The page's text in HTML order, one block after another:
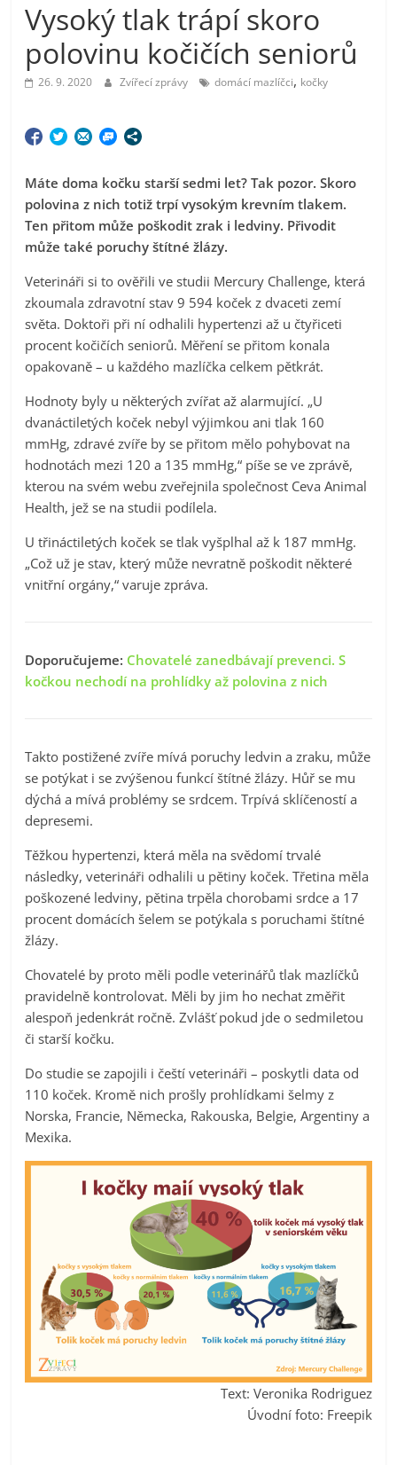
Vysoký tlak trápí skoro
polovinu kočičích seniorů
26. 9. 2020 Zvířecí zprávy domácí mazlíčci, kočky
Máte doma kočku starší sedmi let? Tak pozor. Skoro
polovina z nich totiž trpí vysokým krevním tlakem.
Ten přitom může poškodit zrak i ledviny. Přivodit
může také poruchy štítné žlázy.
Veterináři si to ověřili ve studii Mercury Challenge, která
zkoumala zdravotní stav 9 594 koček z dvaceti zemí
světa. Doktoři při ní odhalili hypertenzi až u čtyřiceti
procent kočičích seniorů. Měření se přitom konala
opakovaně – u každého mazlíčka celkem pětkrát.
Hodnoty byly u některých zvířat až alarmující. „U
dvanáctiletých koček nebyl výjimkou ani tlak 160
mmHg, zdravé zvíře by se přitom mělo pohybovat na
hodnotách mezi 120 a 135 mmHg,“ píše se ve zprávě,
kterou na svém webu zveřejnila společnost Ceva Animal
Health, jež se na studii podílela.
U třináctiletých koček se tlak vyšplhal až k 187 mmHg.
„Což už je stav, který může nevratně poškodit některé
vnitřní orgány,“ varuje zpráva.
Doporučujeme: Chovatelé zanedbávají prevenci. S
kočkou nechodí na prohlídky až polovina z nich
Takto postižené zvíře mívá poruchy ledvin a zraku, může
se potýkat i se zvýšenou funkcí štítné žlázy. Hůř se mu
dýchá a mívá problémy se srdcem. Trpívá sklíčeností a
depresemi.
Těžkou hypertenzi, která měla na svědomí trvalé
následky, veterináři odhalili u pětiny koček. Třetina měla
poškozené ledviny, pětina trpěla chorobami srdce a 17
procent domácích šelem se potýkala s poruchami štítné
žlázy.
Chovatelé by proto měli podle veterinářů tlak mazlíčků
pravidelně kontrolovat. Měli by jim ho nechat změřit
alespoň jedenkrát ročně. Zvlášť pokud jde o sedmiletou
či starší kočku.
Do studie se zapojili i čeští veterináři – poskytli data od
110 koček. Kromě nich prošly prohlídkami šelmy z
Norska, Francie, Německa, Rakouska, Belgie, Argentiny a
Mexika.
Text: Veronika Rodriguez
Úvodní foto: Freepik